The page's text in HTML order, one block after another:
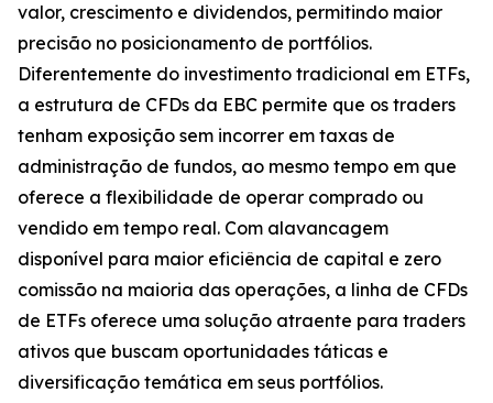
valor, crescimento e dividendos, permitindo maior
precisão no posicionamento de portfólios.
Diferentemente do investimento tradicional em ETFs,
a estrutura de CFDs da EBC permite que os traders
tenham exposição sem incorrer em taxas de
administração de fundos, ao mesmo tempo em que
oferece a flexibilidade de operar comprado ou
vendido em tempo real. Com alavancagem
disponível para maior eficiência de capital e zero
comissão na maioria das operações, a linha de CFDs
de ETFs oferece uma solução atraente para traders
ativos que buscam oportunidades táticas e
diversificação temática em seus portfólios.